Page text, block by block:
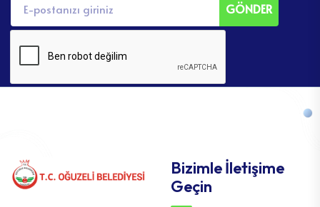
GÖNDER
Bizimle İletişime
Geçin